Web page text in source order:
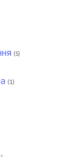
(5)
(1)